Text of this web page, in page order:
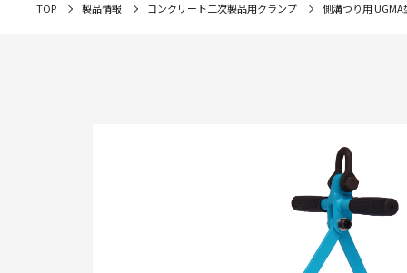
TOP 製品情報 コンクリート二次製品用クランプ 側溝つり用 UGMA